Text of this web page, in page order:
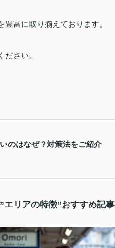
豊富に取り揃えております。
ください。
のはなぜ？対策法をご紹介
”エリアの特徴”おすすめ記事